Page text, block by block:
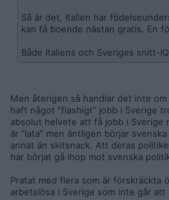
Så är det, Italien har
kan få boende nästan gratis. En
Både Italiens och Sveriges snitt-
Men återigen så handlar det inte
haft något ”flashigt” jobb i Sverige
absolut helvete att få jobb i Sverige
är ”lata” men äntligen börjar
annat än skitsnack. Att deras
har börjat gå ihop mot svenska
Pratat med flera som är förskräckta
arbetslösa i Sverige som inte går